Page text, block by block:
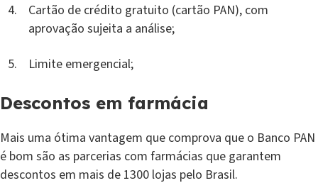
Cartão de crédito gratuito (cartão PAN), com
aprovação sujeita a análise;
Limite emergencial;
Descontos em farmácia
Mais uma ótima vantagem que comprova que o Banco PAN
é bom são as parcerias com farmácias que garantem
descontos em mais de 1300 lojas pelo Brasil.